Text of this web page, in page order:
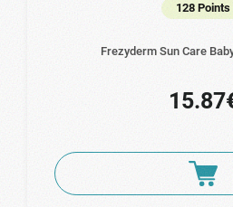
128 Points
Frezyderm Sun Care